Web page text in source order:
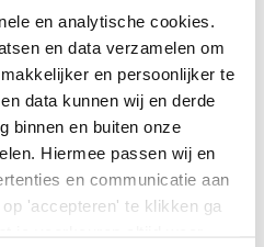
en analytische cookies.
en data verzamelen om
en persoonlijker te
data kunnen wij en derde
binnen en buiten onze
Hiermee passen wij en
en communicatie aan
'accepteren' te klikken ga
VERF AAN?
een verfreiniger (alleen bij
Primer
repareren